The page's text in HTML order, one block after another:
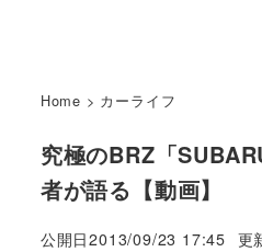
Home > カーライフ
究極のBRZ「
者が語る【動画】
公開日2013/09/23 17:45 更